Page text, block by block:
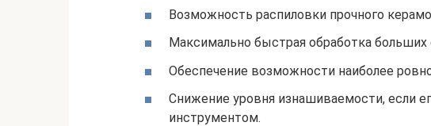
Возможность распиловки прочного
Максимально быстрая обработка
Обеспечение возможности наиболее
Снижение уровня изнашиваемости, если
инструментом.